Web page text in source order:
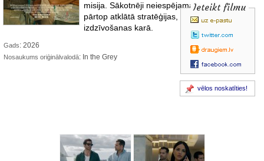
misija. Sākotnēji neiespējamā laupīšana
pārtop atklātā stratēģijas, maldināšanas un
izdzīvošanas karā.
Ieteikt filmu
vēlos noskatīties!
Gads: 2026
Nosaukums oriģinālvalodā: In the Grey